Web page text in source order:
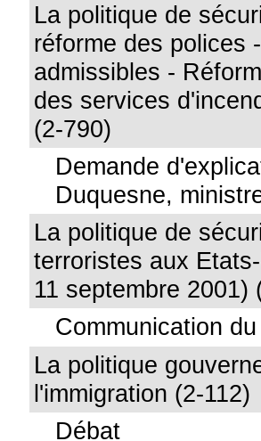
La politique de
réforme des polices
admissibles -
des services
(2-790)
Demande
Duquesne,
La politique de
terroristes aux
11 septembre 2001)
Communication
La politique
l'immigration (2-112)
Débat